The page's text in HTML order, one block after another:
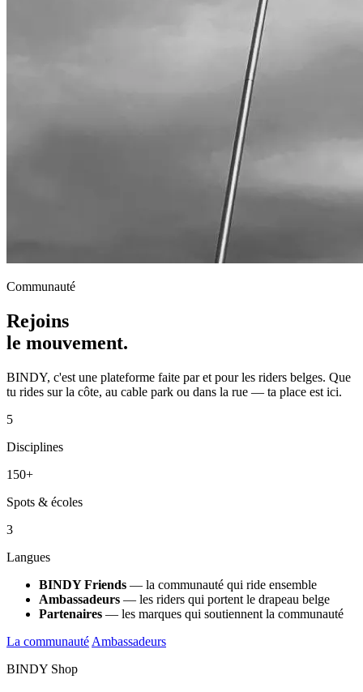
Communauté
Rejoins
le mouvement.
BINDY, c'est une plateforme faite par et pour les riders belges. Que
tu rides sur la côte, au cable park ou dans la rue — ta place est ici.
5
Disciplines
150+
Spots & écoles
3
Langues
BINDY Friends — la communauté qui ride ensemble
Ambassadeurs — les riders qui portent le drapeau belge
Partenaires — les marques qui soutiennent la communauté
La communauté Ambassadeurs
BINDY Shop